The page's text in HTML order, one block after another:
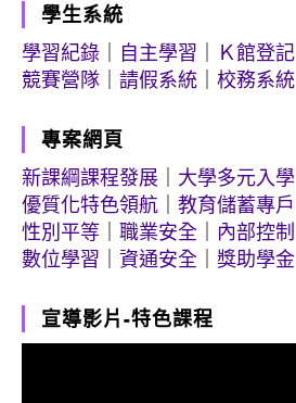
學生系統
學習紀錄
自主學習
Ｋ館登記
競賽營隊
請假系統 校務系統
專案網頁
新課綱課程發展
大學多元入學
優質化特色領航
教育儲蓄專戶
性別平等
職業安全
內部控制
數位學習
資通安全 獎助學金
宣導影片-特色課程